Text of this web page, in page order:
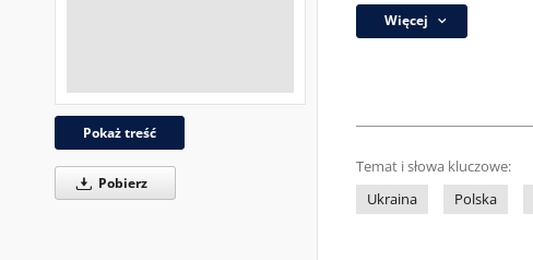
Pokaż treść
Pobierz
Więcej
Temat i słowa kluczowe:
Ukraina
Polska